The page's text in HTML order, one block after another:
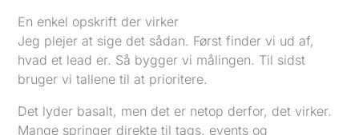
En enkel opskrift der virker
Jeg plejer at sige det sådan. Først finder vi ud af,
hvad et lead er. Så bygger vi målingen. Til sidst
bruger vi tallene til at prioritere.
Det lyder basalt, men det er netop derfor, det virker.
Mange springer direkte til tags, events og